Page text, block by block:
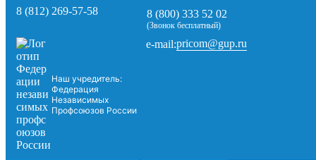
8 (812) 269-57-58
8 (800) 333 52 02
(Звонок бесплатный)
Наш учредитель:
Федерация
Независимых
Профсоюзов России
e-mail:pricom@gup.ru